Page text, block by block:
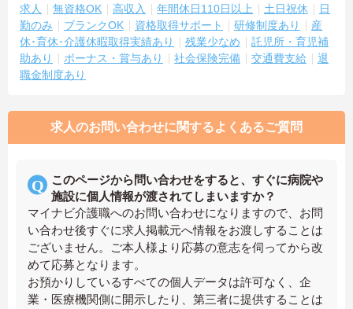
求人
無資格OK 高収入 年間休日110日以上 土日祝休
日
勤のみ
ブランクOK 資格取得サポート 研修制度あり
産
休･育休･介護休暇取得実績あり
残業少なめ
託児所・育児補
助あり
ボーナス・賞与あり 社会保険完備 交通費支給
退
職金制度あり
求人のお問い合わせに関するよくあるご質問
このページから問い合わせをすると、すぐに病院や
施設に個人情報が渡されてしまいますか？
マイナビ介護職へのお問い合わせになりますので、お問
い合わせ後すぐに求人掲載元へ情報をお渡しすることは
ございません。ご本人様より応募の意志を伺ってから改
めて応募となります。
お預かりしているすべての個人データは許可なく、企
業・医療機関側に開示したり、第三者に提供することは